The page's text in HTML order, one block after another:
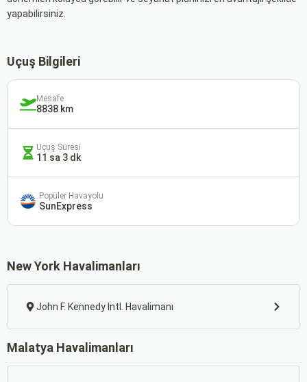
yapabilirsiniz.
Uçuş Bilgileri
Mesafe
8838 km
Uçuş Süresi
11 sa 3 dk
Popüler Havayolu
SunExpress
New York Havalimanları
John F. Kennedy Intl. Havalimanı
Malatya Havalimanları